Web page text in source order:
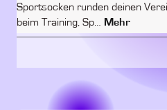
Sportsocken runden deinen
beim Training, Sp… Mehr